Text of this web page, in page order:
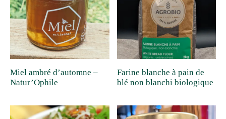
Miel ambré d’automne –
Natur’Ophile
Farine blanche à pain de
blé non blanchi biologique